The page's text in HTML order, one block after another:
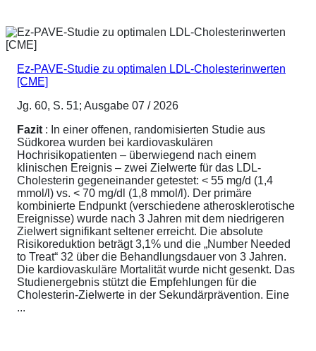
Ez-PAVE-Studie zu optimalen LDL-Cholesterinwerten
[CME]
Jg. 60, S. 51; Ausgabe 07 / 2026
Fazit : In einer offenen, randomisierten Studie aus
Südkorea wurden bei kardiovaskulären
Hochrisikopatienten – überwiegend nach einem
klinischen Ereignis – zwei Zielwerte für das LDL-
Cholesterin gegeneinander getestet: < 55 mg/d (1,4
mmol/l) vs. < 70 mg/dl (1,8 mmol/l). Der primäre
kombinierte Endpunkt (verschiedene atherosklerotische
Ereignisse) wurde nach 3 Jahren mit dem niedrigeren
Zielwert signifikant seltener erreicht. Die absolute
Risikoreduktion beträgt 3,1% und die „Number Needed
to Treat“ 32 über die Behandlungsdauer von 3 Jahren.
Die kardiovaskuläre Mortalität wurde nicht gesenkt. Das
Studienergebnis stützt die Empfehlungen für die
Cholesterin-Zielwerte in der Sekundärprävention. Eine
...